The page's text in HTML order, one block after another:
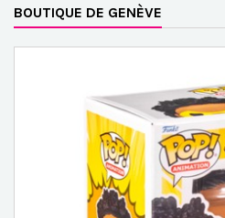
BOUTIQUE DE GENÈVE